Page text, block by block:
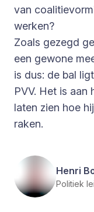
van
werken?
Zoals gezegd
een gewone
is dus: de bal
PVV. Het is
laten zien hoe
raken.
Henri
Politiek